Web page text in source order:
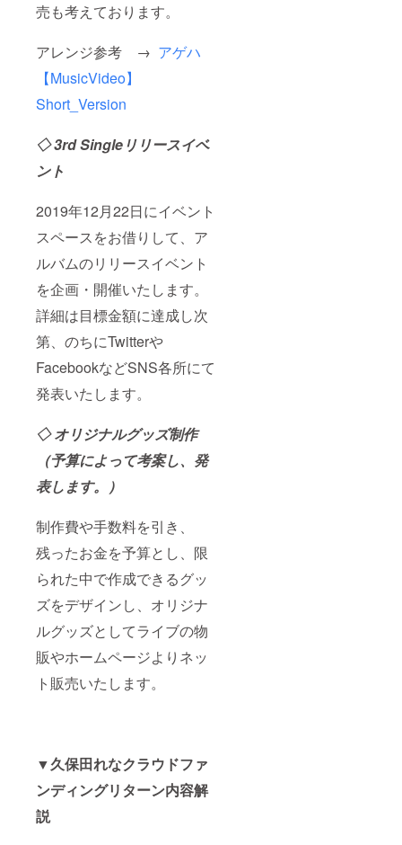
売も考えております。
アレンジ参考 → アゲハ
【MusicVideo】
Short_Version
◇ 3rdSingleリリースイベ
ント
2019年12月22日にイベント
スペースをお借りして、ア
ルバムのリリースイベント
を企画・開催いたします。
詳細は目標金額に達成し次
第、のちにTwitterや
FacebookなどSNS各所にて
発表いたします。
◇ オリジナルグッズ制作
（予算によって考案し、発
表します。）
制作費や手数料を引き、
残ったお金を予算とし、限
られた中で作成できるグッ
ズをデザインし、オリジナ
ルグッズとしてライブの物
販やホームページよりネッ
ト販売いたします。
▼久保田れなクラウドファ
ンディングリターン内容解
説